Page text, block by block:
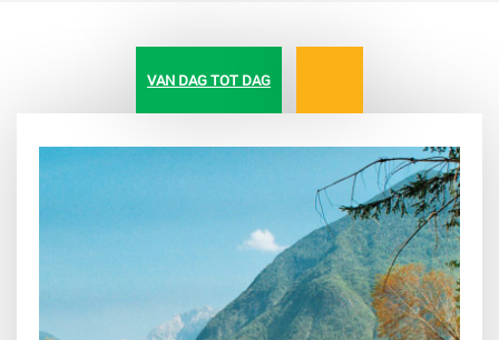
VAN DAG TOT DAG